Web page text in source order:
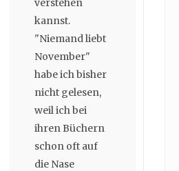
verstehen
kannst.
"Niemand liebt
November"
habe ich bisher
nicht gelesen,
weil ich bei
ihren Büchern
schon oft auf
die Nase